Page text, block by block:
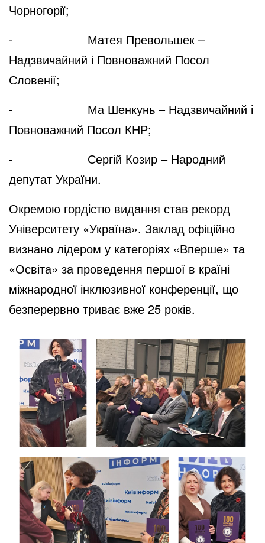
Чорногорії;
- Матея Превольшек –
Надзвичайний і Повноважний Посол
Словенії;
- Ма Шенкунь – Надзвичайний і
Повноважний Посол КНР;
- Сергій Козир – Народний
депутат України.
Окремою гордістю видання став рекорд
Університету «Україна». Заклад офіційно
визнано лідером у категоріях «Вперше» та
«Освіта» за проведення першої в країні
міжнародної інклюзивної конференції, що
безперервно триває вже 25 років.